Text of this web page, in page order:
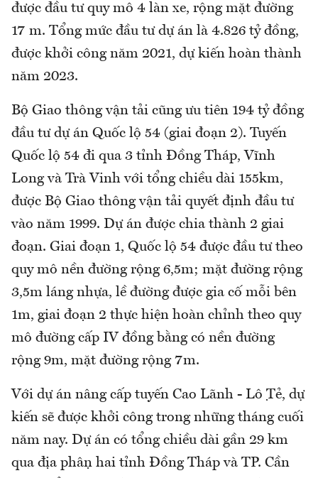
được đầu tư quy mô 4 làn xe, rộng mặt đường
17 m. Tổng mức đầu tư dự án là 4.826 tỷ đồng,
được khởi công năm 2021, dự kiến hoàn thành
năm 2023.
Bộ Giao thông vận tải cũng ưu tiên 194 tỷ đồng
đầu tư dự án Quốc lộ 54 (giai đoạn 2). Tuyến
Quốc lộ 54 đi qua 3 tỉnh Đồng Tháp, Vĩnh
Long và Trà Vinh với tổng chiều dài 155km,
được Bộ Giao thông vận tải quyết định đầu tư
vào năm 1999. Dự án được chia thành 2 giai
đoạn. Giai đoạn 1, Quốc lộ 54 được đầu tư theo
quy mô nền đường rộng 6,5m; mặt đường rộng
3,5m láng nhựa, lề đường được gia cố mỗi bên
1m, giai đoạn 2 thực hiện hoàn chỉnh theo quy
mô đường cấp IV đồng bằng có nền đường
rộng 9m, mặt đường rộng 7m.
Với dự án nâng cấp tuyến Cao Lãnh - Lộ Tẻ, dự
kiến sẽ được khởi công trong những tháng cuối
năm nay. Dự án có tổng chiều dài gần 29 km
qua địa phận hai tỉnh Đồng Tháp và TP. Cần